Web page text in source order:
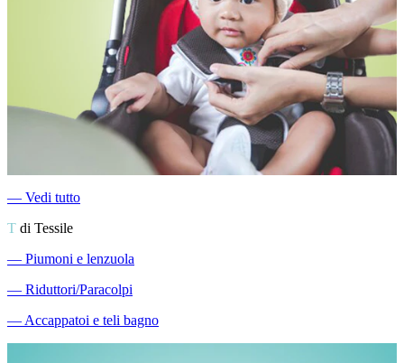
― Vedi tutto
T di Tessile
― Piumoni e lenzuola
― Riduttori/Paracolpi
―Accappatoi e teli bagno